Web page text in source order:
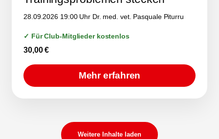
28.09.2026 19:00 Uhr Dr. med. vet. Pasquale Piturru
✓ Für Club-Mitglieder kostenlos
30,00€
Mehr erfahren
Weitere Inhalte laden